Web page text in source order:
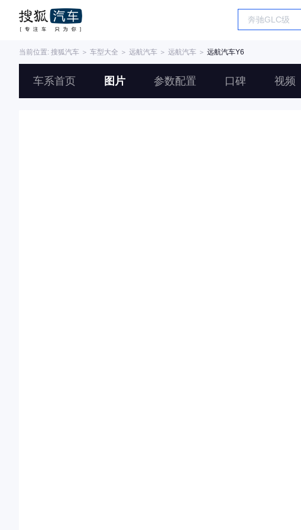
当前位置: 搜狐汽车 ＞ 车型大全 ＞ 远航汽车 ＞ 远航汽车 ＞ 远航汽车Y6
车系首页 图片 参数配置 口碑 视频